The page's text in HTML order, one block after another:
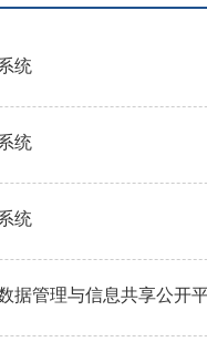
统
统
统
据管理与信息共享公开